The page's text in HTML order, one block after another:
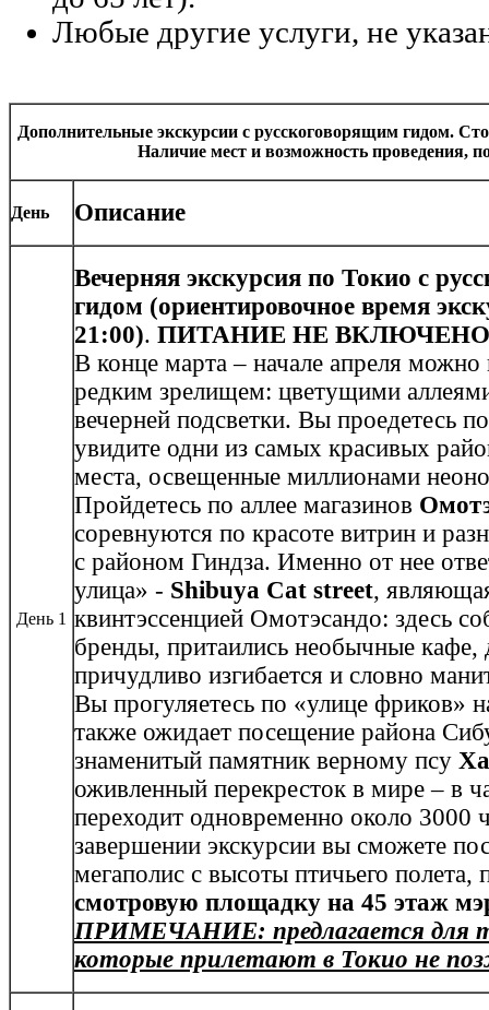
Любые другие услуги, не
Дополнительные экскурсии с русскоговорящим гидом.
Наличие мест и возможность проведения,
День Описание
День 1
Вечерняя экскурсия по Токио с
гидом (ориентировочное время
21:00). ПИТАНИЕ НЕ ВКЛЮЧЕНО
В конце марта – начале апреля можно
редким зрелищем: цветущими
вечерней подсветки. Вы проедетесь
увидите одни из самых красивых
места, освещенные миллионами
Пройдетесь по аллее магазинов
соревнуются по красоте витрин и
с районом Гиндза. Именно от нее
улица» - Shibuya Cat street,
квинтэссенцией Омотэсандо: здесь
бренды, притаились необычные кафе,
причудливо изгибается и словно
Вы прогуляетесь по «улице фриков»
также ожидает посещение района
знаменитый памятник верному псу
оживленный перекресток в мире – в
переходит одновременно около 3000
завершении экскурсии вы сможете
мегаполис с высоты птичьего полета,
смотровую площадку на 45 этаж
ПРИМЕЧАНИЕ: предлагается для
которые прилетают в Токио не